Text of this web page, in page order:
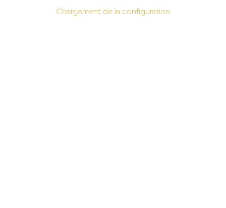
Chargement de la configuration